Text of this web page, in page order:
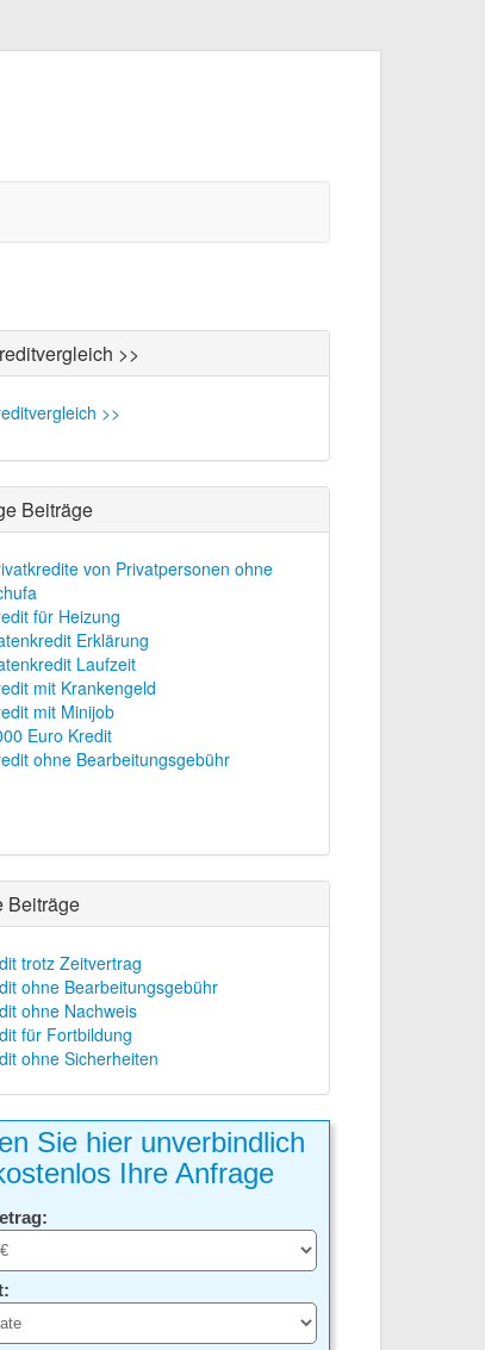
>>
>>
Beiträge
von Privatpersonen ohne
für Heizung
Erklärung
Laufzeit
mit Krankengeld
mit Minijob
Euro Kredit
ohne Bearbeitungsgebühr
Beiträge
trotz Zeitvertrag
ohne Bearbeitungsgebühr
ohne Nachweis
für Fortbildung
ohne Sicherheiten
Sie hier unverbindlich
Ihre Anfrage